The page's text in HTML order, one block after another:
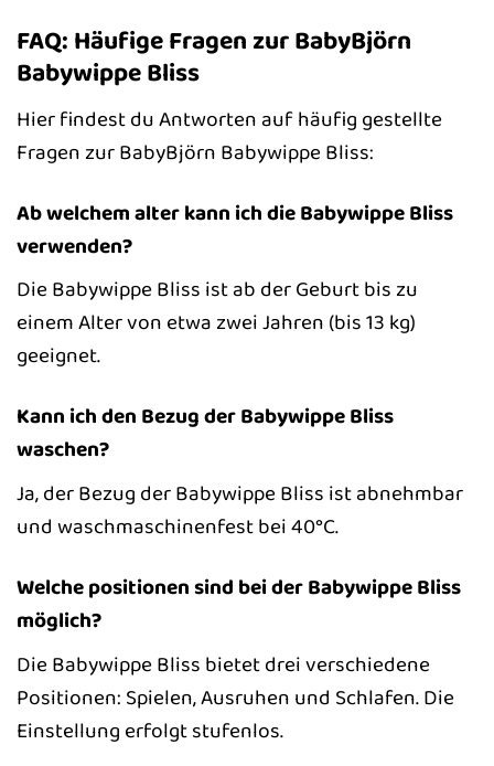
FAQ: Häufige Fragen zur BabyBjörn
Babywippe Bliss
Hier findest du Antworten auf häufig gestellte
Fragen zur BabyBjörn Babywippe Bliss:
Ab welchem alter kann ich die Babywippe Bliss
verwenden?
Die Babywippe Bliss ist ab der Geburt bis zu
einem Alter von etwa zwei Jahren (bis 13 kg)
geeignet.
Kann ich den Bezug der Babywippe Bliss
waschen?
Ja, der Bezug der Babywippe Bliss ist abnehmbar
und waschmaschinenfest bei 40°C.
Welche positionen sind bei der Babywippe Bliss
möglich?
Die Babywippe Bliss bietet drei verschiedene
Positionen: Spielen, Ausruhen und Schlafen. Die
Einstellung erfolgt stufenlos.